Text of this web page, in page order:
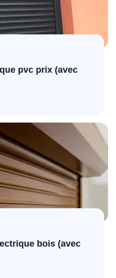
pvc prix (avec
bois (avec